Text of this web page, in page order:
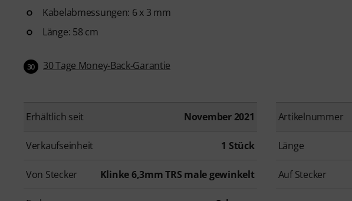
Kabelabmessungen: 6 x 3 mm
Länge: 58 cm
30 30 Tage Money-Back-Garantie
Erhältlich seit November 2021 Artikelnummer
Verkaufseinheit 1 Stück Länge
Von Stecker Klinke 6,3mm TRS male gewinkelt Auf Stecker